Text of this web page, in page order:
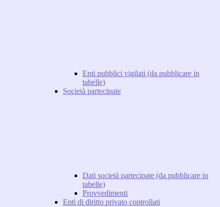
Enti pubblici vigilati (da pubblicare in
tabelle)
Società partecipate
Dati società partecipate (da pubblicare in
tabelle)
Provvedimenti
Enti di diritto privato controllati